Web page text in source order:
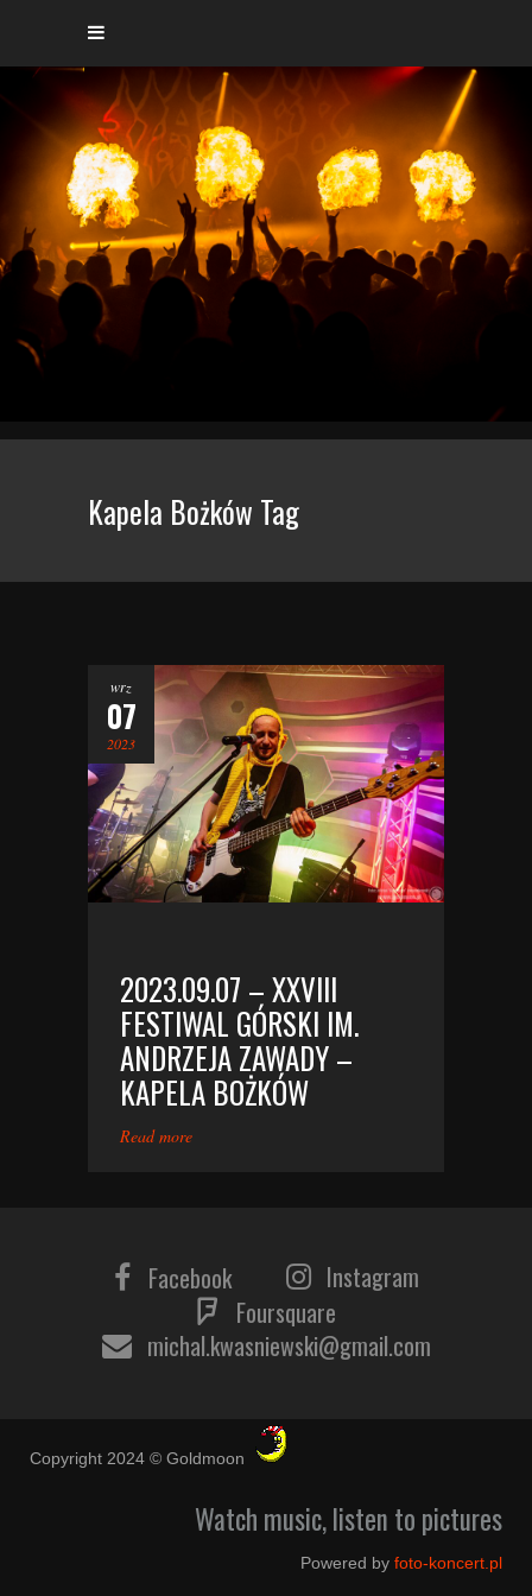
Kapela Bożków Tag
wrz
07
2023
2023.09.07 – XXVIII
FESTIWAL GÓRSKI IM.
ANDRZEJA ZAWADY –
KAPELA BOŻKÓW
Read more
Facebook
Instagram
Foursquare
michal.kwasniewski@gmail.com
Copyright 2024 © Goldmoon
Watch music, listen to pictures
Powered by foto-koncert.pl